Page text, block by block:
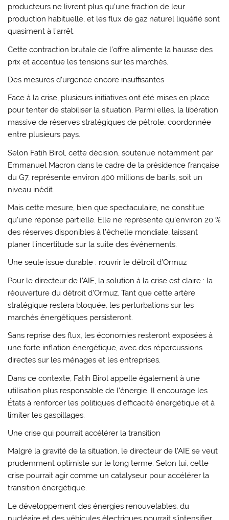
producteurs ne livrent plus qu’une fraction de leur
production habituelle, et les flux de gaz naturel liquéfié sont
quasiment à l’arrêt.
Cette contraction brutale de l’offre alimente la hausse des
prix et accentue les tensions sur les marchés.
Des mesures d’urgence encore insuffisantes
Face à la crise, plusieurs initiatives ont été mises en place
pour tenter de stabiliser la situation. Parmi elles, la libération
massive de réserves stratégiques de pétrole, coordonnée
entre plusieurs pays.
Selon Fatih Birol, cette décision, soutenue notamment par
Emmanuel Macron dans le cadre de la présidence française
du G7, représente environ 400 millions de barils, soit un
niveau inédit.
Mais cette mesure, bien que spectaculaire, ne constitue
qu’une réponse partielle. Elle ne représente qu’environ 20 %
des réserves disponibles à l’échelle mondiale, laissant
planer l’incertitude sur la suite des événements.
Une seule issue durable : rouvrir le détroit d’Ormuz
Pour le directeur de l’AIE, la solution à la crise est claire : la
réouverture du détroit d’Ormuz. Tant que cette artère
stratégique restera bloquée, les perturbations sur les
marchés énergétiques persisteront.
Sans reprise des flux, les économies resteront exposées à
une forte inflation énergétique, avec des répercussions
directes sur les ménages et les entreprises.
Dans ce contexte, Fatih Birol appelle également à une
utilisation plus responsable de l’énergie. Il encourage les
États à renforcer les politiques d’efficacité énergétique et à
limiter les gaspillages.
Une crise qui pourrait accélérer la transition
Malgré la gravité de la situation, le directeur de l’AIE se veut
prudemment optimiste sur le long terme. Selon lui, cette
crise pourrait agir comme un catalyseur pour accélérer la
transition énergétique.
Le développement des énergies renouvelables, du